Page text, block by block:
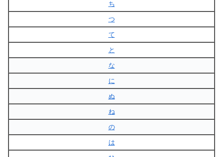
ち
つ
て
と
な
に
ぬ
ね
の
は